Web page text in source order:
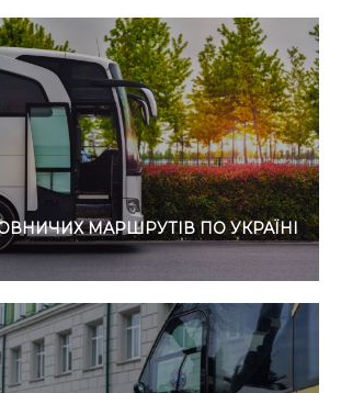
МАРШРУТІВ ПО УКРАЇНІ